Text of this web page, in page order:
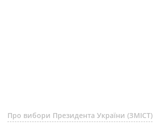
Про вибори Президента України (ЗМІСТ)